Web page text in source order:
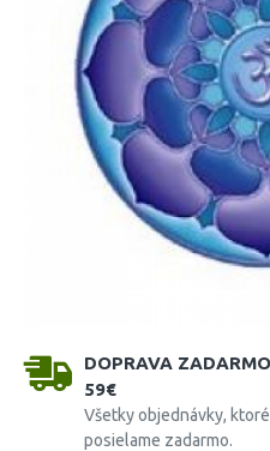
DOPRAVA
59€
Všetky objednávky,
posielame zadarmo.